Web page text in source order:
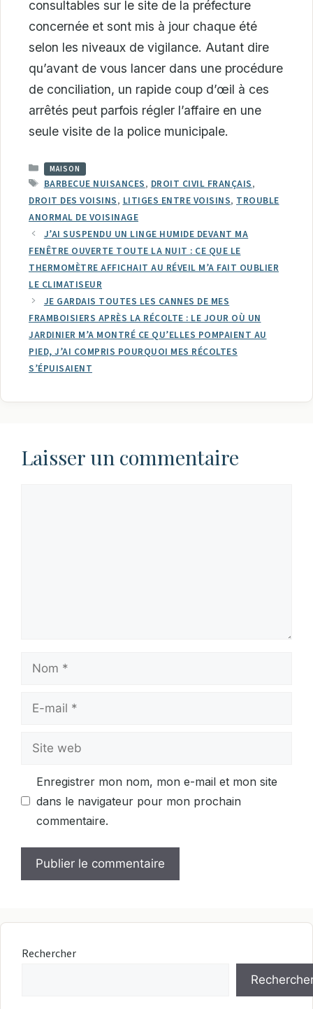
consultables sur le site de la préfecture
concernée et sont mis à jour chaque été
selon les niveaux de vigilance. Autant dire
qu’avant de vous lancer dans une procédure
de conciliation, un rapide coup d’œil à ces
arrêtés peut parfois régler l’affaire en une
seule visite de la police municipale.
CATÉGORIES
MAISON
ÉTIQUETTES
BARBECUE NUISANCES, DROIT CIVIL FRANÇAIS,
DROIT DES VOISINS, LITIGES ENTRE VOISINS, TROUBLE
ANORMAL DE VOISINAGE
J’AI SUSPENDU UN LINGE HUMIDE DEVANT MA
FENÊTRE OUVERTE TOUTE LA NUIT : CE QUE LE
THERMOMÈTRE AFFICHAIT AU RÉVEIL M’A FAIT OUBLIER
LE CLIMATISEUR
JE GARDAIS TOUTES LES CANNES DE MES
FRAMBOISIERS APRÈS LA RÉCOLTE : LE JOUR OÙ UN
JARDINIER M’A MONTRÉ CE QU’ELLES POMPAIENT AU
PIED, J’AI COMPRIS POURQUOI MES RÉCOLTES
S’ÉPUISAIENT
Laisser un commentaire
Nom
Site
Enregistrer mon nom, mon e-mail et mon site
dans le navigateur pour mon prochain
commentaire.
Rechercher